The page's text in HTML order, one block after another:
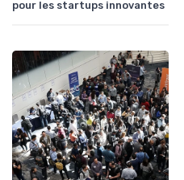
pour les startups innovantes